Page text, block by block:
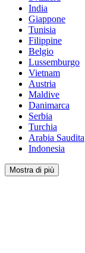
India
Giappone
Tunisia
Filippine
Belgio
Lussemburgo
Vietnam
Austria
Maldive
Danimarca
Serbia
Turchia
Arabia Saudita
Indonesia
Mostra di più